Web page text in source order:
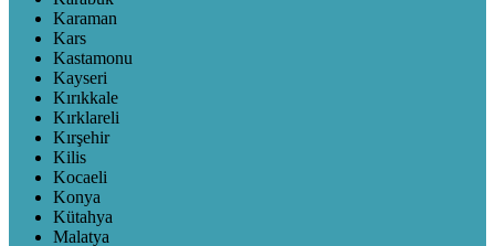
Karaman
Kars
Kastamonu
Kayseri
Kırıkkale
Kırklareli
Kırşehir
Kilis
Kocaeli
Konya
Kütahya
Malatya